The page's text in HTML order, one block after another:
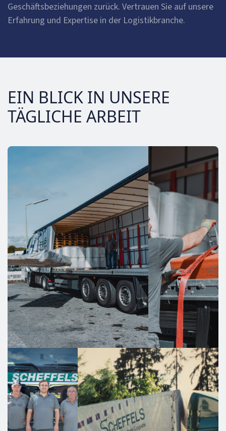
Geschäftsbeziehungen zurück. Vertrauen Sie auf unsere
Erfahrung und Expertise in der Logistikbranche.
EIN BLICK IN UNSERE
TÄGLICHE ARBEIT